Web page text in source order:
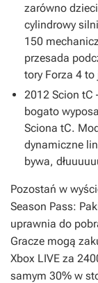
zarówno
cylindrowy
150
przesada
tory Forza 4
2012 Scion tC
bogato
Sciona tC.
dynamiczne
bywa,
Pozostań w
Season Pass:
uprawnia do
Gracze mogą
Xbox LIVE za
samym 30% w